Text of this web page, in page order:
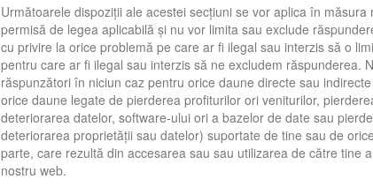
Următoarele dispoziții ale acestei secțiuni se vor aplica în măsura
permisă de legea aplicabilă și nu vor limita sau exclude
cu privire la orice problemă pe care ar fi ilegal sau interzis să o
pentru care ar fi ilegal sau interzis să ne excludem răspunderea.
răspunzători în niciun caz pentru orice daune directe sau
orice daune legate de pierderea profiturilor ori veniturilor,
deteriorarea datelor, software-ului ori a bazelor de date sau
deteriorarea proprietății sau datelor) suportate de tine sau de
parte, care rezultă din accesarea sau sau utilizarea de către tine
nostru web.